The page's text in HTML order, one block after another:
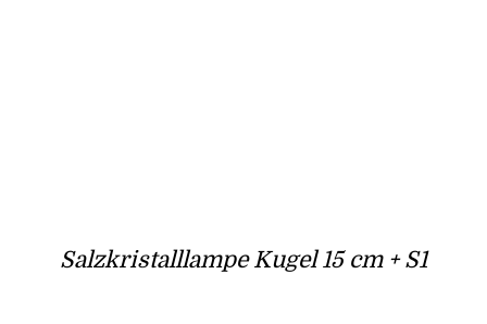
Salzkristalllampe Kugel 15 cm + S1